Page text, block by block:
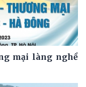
mại làng nghề